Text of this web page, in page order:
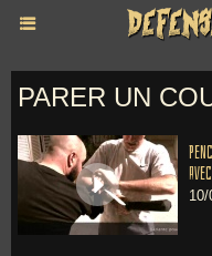
PARER UN
10/